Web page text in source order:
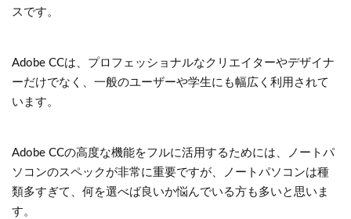
スです。
Adobe CCは、プロフェッショナルなクリエイターやデザイナ
ーだけでなく、一般のユーザーや学生にも幅広く利用されて
います。
Adobe CCの高度な機能をフルに活用するためには、ノートパ
ソコンのスペックが非常に重要ですが、ノートパソコンは種
類多すぎて、何を選べば良いか悩んでいる方も多いと思いま
す。